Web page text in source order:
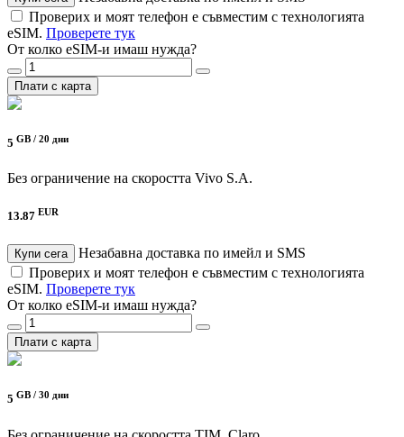
Проверих и моят телефон е съвместим с технологията
eSIM. Проверете тук
От колко eSIM-и имаш нужда?
Плати с карта
5 GB / 20 дни
Без ограничение на скоростта Vivo S.A.
13.87 EUR
Купи сега
Незабавна доставка по имейл и SMS
Проверих и моят телефон е съвместим с технологията
eSIM. Проверете тук
От колко eSIM-и имаш нужда?
Плати с карта
5 GB / 30 дни